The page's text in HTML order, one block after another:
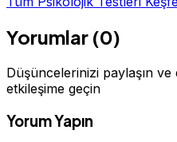
Yorumlar (0)
Düşüncelerinizi paylaşın
etkileşime geçin
Yorum Yapın